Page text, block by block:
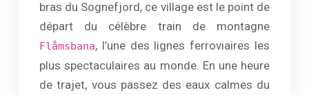
bras du Sognefjord, ce village est le point de
départ du célèbre train de montagne
Flåmsbana, l’une des lignes ferroviaires les
plus spectaculaires au monde. En une heure
de trajet, vous passez des eaux calmes du